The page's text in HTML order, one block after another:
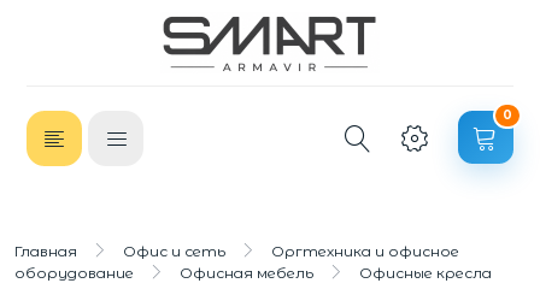
0
Главная Офис и сеть
Оргтехника и офисное
оборудование
Офисная мебель Офисные кресла